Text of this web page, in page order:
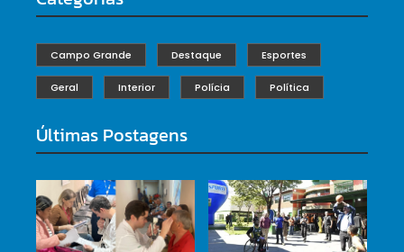
Campo Grande Destaque Esportes
Geral Interior Polícia Política
Últimas Postagens